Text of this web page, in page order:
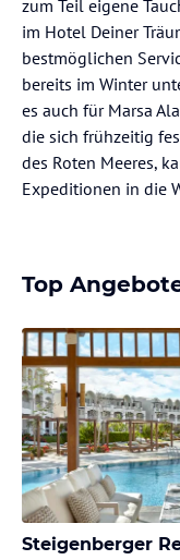
zum Teil eigene
im Hotel Deiner
bestmöglichen
bereits im Winter
es auch für Marsa
die sich frühzeitig
des Roten Meeres,
Expeditionen in die
Top